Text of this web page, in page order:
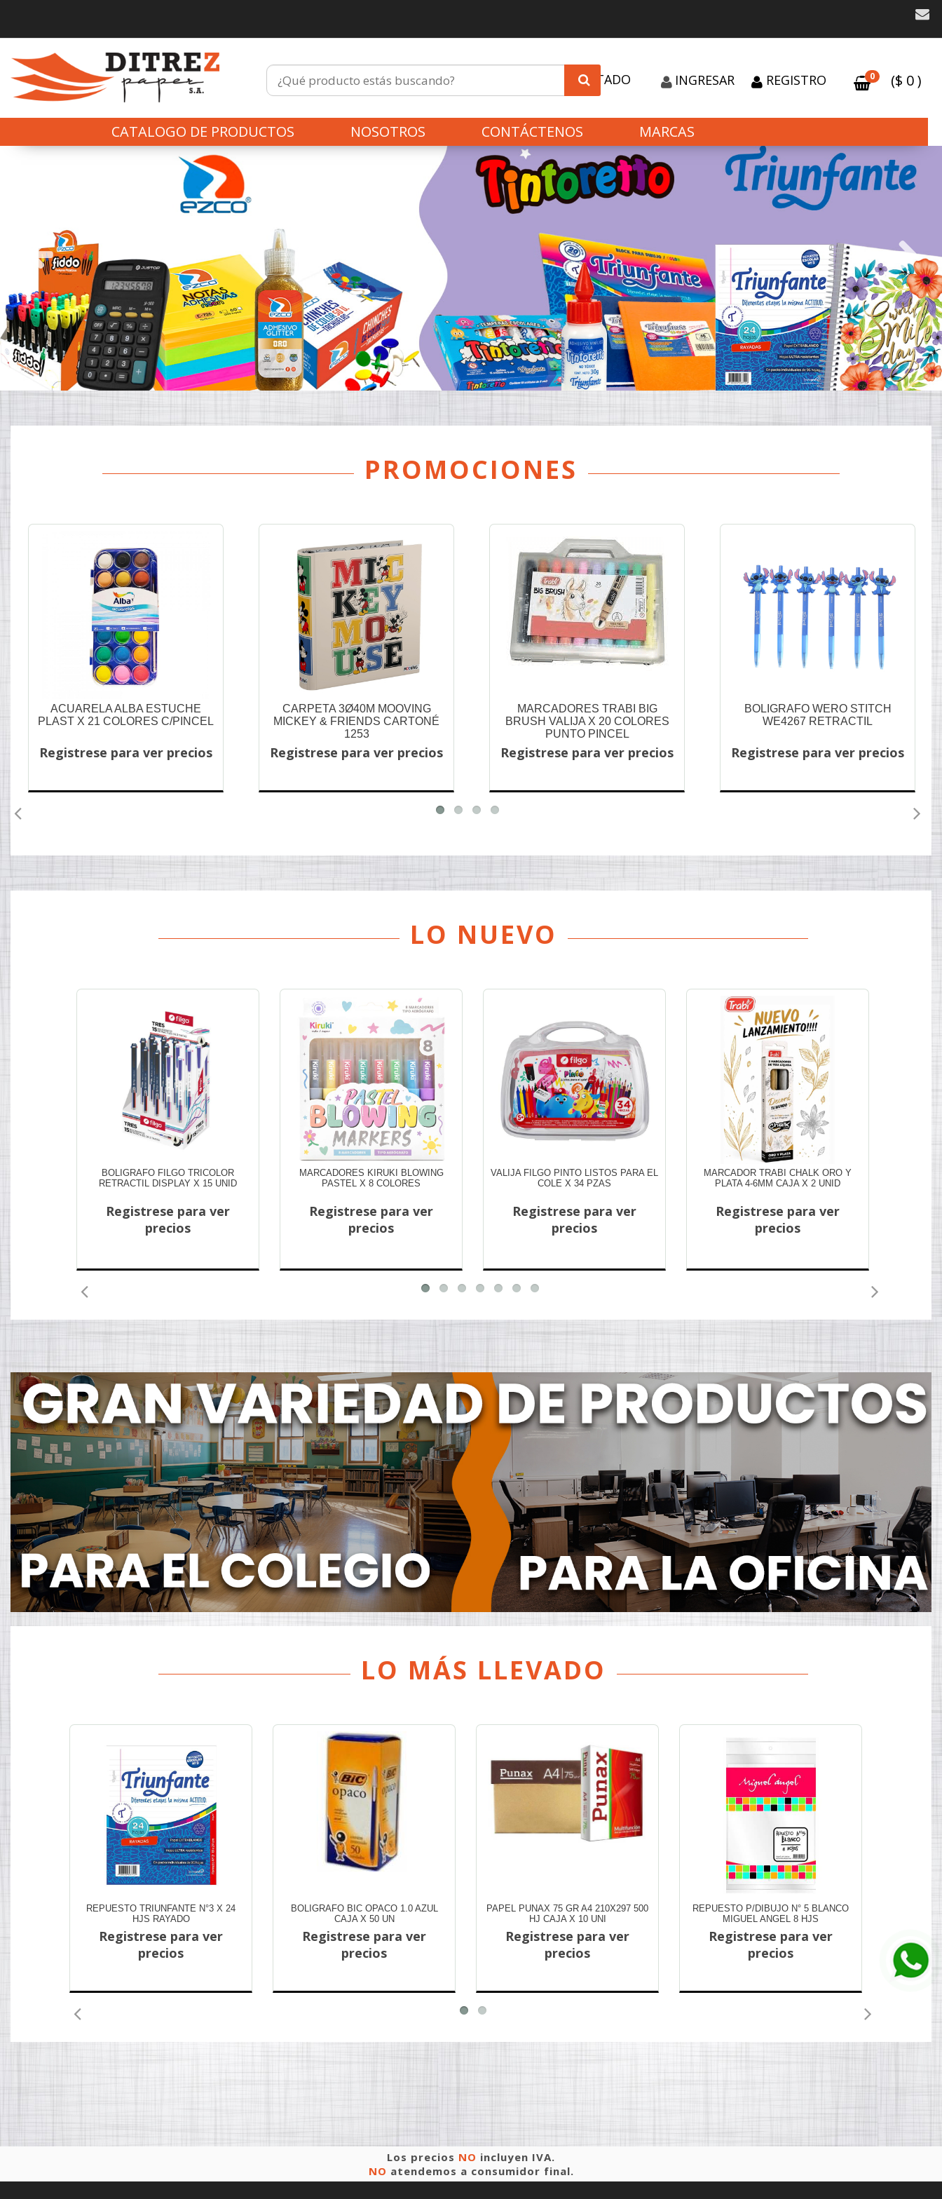
INVITADO INGRESAR REGISTRO 0 ($ 0)
CATALOGO DE PRODUCTOS NOSOTROS CONTÁCTENOS MARCAS
PROMOCIONES
ACUARELA ALBA ESTUCHE
PLAST X 21 COLORES C/PINCEL
Registrese para ver precios
CARPETA 3Ø40M MOOVING
MICKEY & FRIENDS CARTONÉ
1253
Registrese para ver precios
MARCADORES TRABI BIG
BRUSH VALIJA X 20 COLORES
PUNTO PINCEL
Registrese para ver precios
BOLIGRAFO WERO STITCH
WE4267 RETRACTIL
Registrese para ver precios
LO NUEVO
BOLIGRAFO FILGO TRICOLOR
RETRACTIL DISPLAY X 15 UNID
Registrese para ver
precios
MARCADORES KIRUKI BLOWING
PASTEL X 8 COLORES
Registrese para ver
precios
VALIJA FILGO PINTO LISTOS PARA EL
COLE X 34 PZAS
Registrese para ver
precios
MARCADOR TRABI CHALK ORO Y
PLATA 4-6MM CAJA X 2 UNID
Registrese para ver
precios
LO MÁS LLEVADO
REPUESTO TRIUNFANTE N°3 X 24
HJS RAYADO
Registrese para ver
precios
BOLIGRAFO BIC OPACO 1.0 AZUL
CAJA X 50 UN
Registrese para ver
precios
PAPEL PUNAX 75 GR A4 210X297 500
HJ CAJA X 10 UNI
Registrese para ver
precios
REPUESTO P/DIBUJO N° 5 BLANCO
MIGUEL ANGEL 8 HJS
Registrese para ver
precios
Los precios NO incluyen IVA.
NO atendemos a consumidor final.